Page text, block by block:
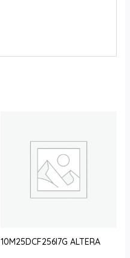
10M25DCF256I7G ALTERA